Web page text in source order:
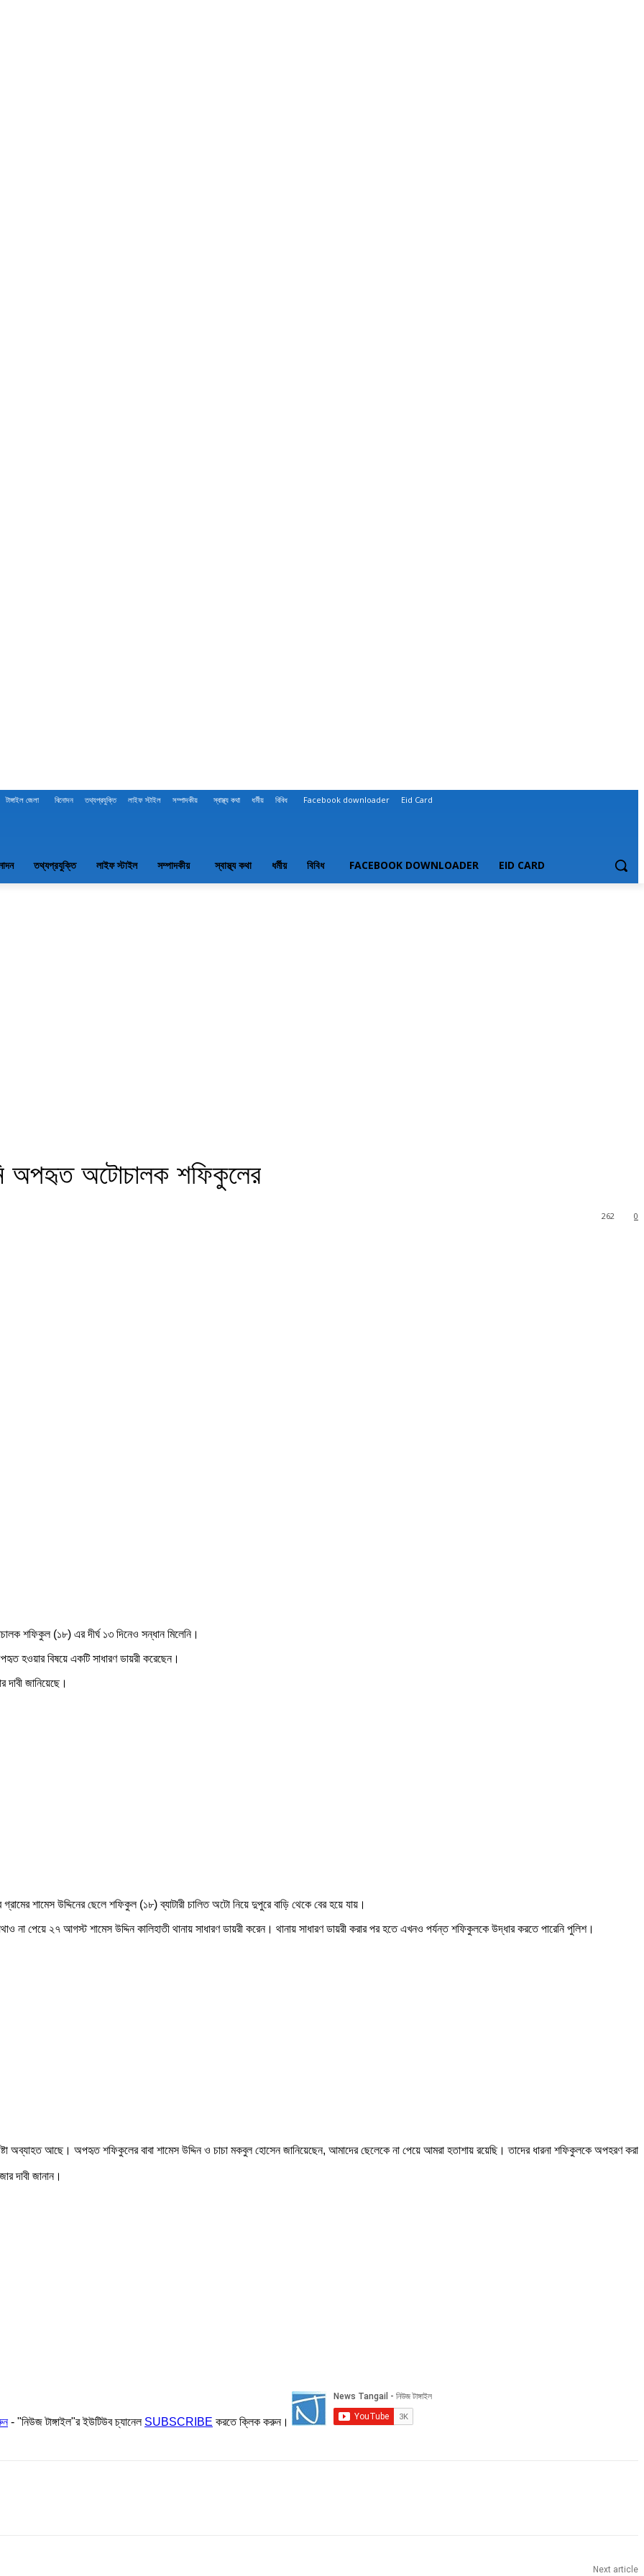
টাঙ্গাইল জেলা বিনোদন তথ্যপ্রযুক্তি লাইফ স্টাইল সম্পাদকীয় স্বাস্থ্য কথা ধর্মীয় বিবিধ Facebook downloader Eid Card
তথ্যপ্রযুক্তি লাইফ স্টাইল সম্পাদকীয় স্বাস্থ্য কথা ধর্মীয় বিবিধ FACEBOOK DOWNLOADER EID CARD
অপহৃত অটোচালক শফিকুলের
0
262
শফিকুল (১৮) এর দীর্ঘ ১৩ দিনেও সন্ধান মিলেনি।
হওয়ার বিষয়ে একটি সাধারণ ডায়রী করেছেন।
দাবী জানিয়েছে।
শামেস উদ্দিনের ছেলে শফিকুল (১৮) ব্যাটারী চালিত অটো নিয়ে দুপুরে বাড়ি থেকে বের হয়ে যায়।
না পেয়ে ২৭ আগস্ট শামেস উদ্দিন কালিহাতী থানায় সাধারণ ডায়রী করেন। থানায় সাধারণ ডায়রী করার পর হতে এখনও পর্যন্ত শফিকুলকে উদ্ধার করতে পারেনি পুলিশ।
অব্যাহত আছে। অপহৃত শফিকুলের বাবা শামেস উদ্দিন ও চাচা মকবুল হোসেন জানিয়েছেন, আমাদের ছেলেকে না পেয়ে আমরা হতাশায় রয়েছি। তাদের ধারনা শফিকুলকে অপহরণ করা
দাবী জানান।
- "নিউজ টাঙ্গাইল"র ইউটিউব চ্যানেল SUBSCRIBE করতে ক্লিক করুন।
Next article